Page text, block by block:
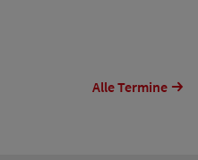
Alle Termine